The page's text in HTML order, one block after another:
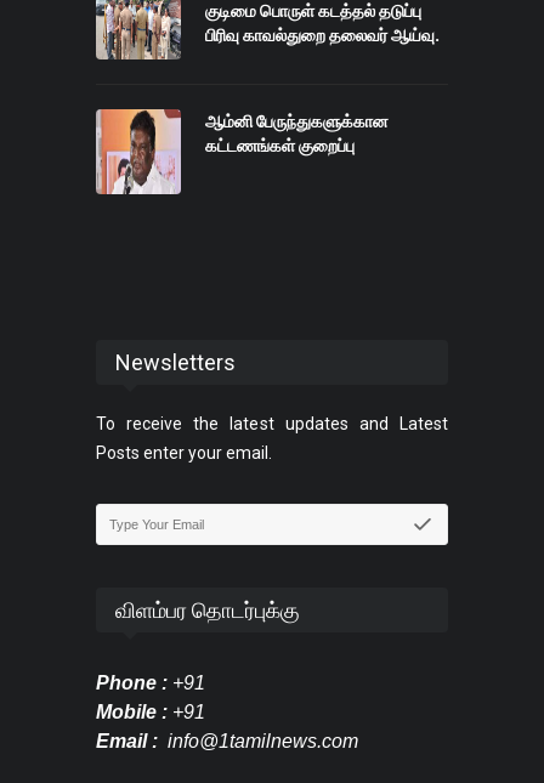
குடிமை பொருள் கடத்தல் தடுப்பு
பிரிவு காவல்துறை தலைவர் ஆய்வு.
ஆம்னி பேருந்துகளுக்கான
கட்டணங்கள் குறைப்பு
Newsletters
To receive the latest updates and Latest
Posts enter your email.
விளம்பர தொடர்புக்கு
Phone : +91
Mobile : +91
Email : info@1tamilnews.com